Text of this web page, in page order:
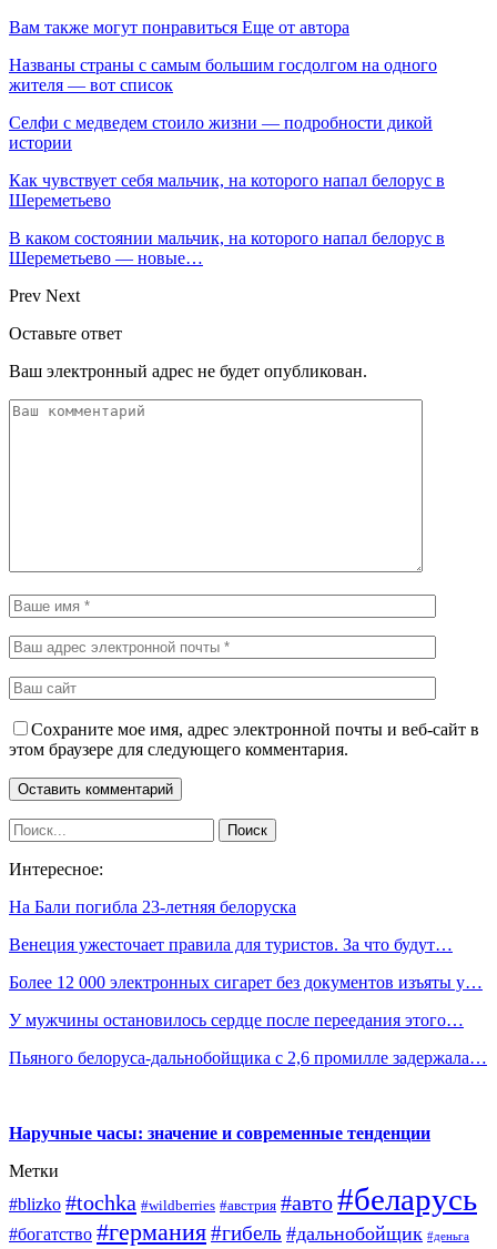
Вам также могут понравиться Еще от автора
Названы страны с самым большим госдолгом на одного
жителя — вот список
Селфи с медведем стоило жизни — подробности дикой
истории
Как чувствует себя мальчик, на которого напал белорус в
Шереметьево
В каком состоянии мальчик, на которого напал белорус в
Шереметьево — новые…
Prev Next
Оставьте ответ
Ваш электронный адрес не будет опубликован.
Сохраните мое имя, адрес электронной почты и веб-сайт в
этом браузере для следующего комментария.
Интересное:
На Бали погибла 23-летняя белоруска
Венеция ужесточает правила для туристов. За что будут…
Более 12 000 электронных сигарет без документов изъяты у…
У мужчины остановилось сердце после переедания этого…
Пьяного белоруса-дальнобойщика с 2,6 промилле задержала…
Наручные часы: значение и современные тенденции
Метки
#blizko #tochka #wildberries #австрия #авто#беларусь
#богатство #германия#гибель #дальнобойщик #деньга